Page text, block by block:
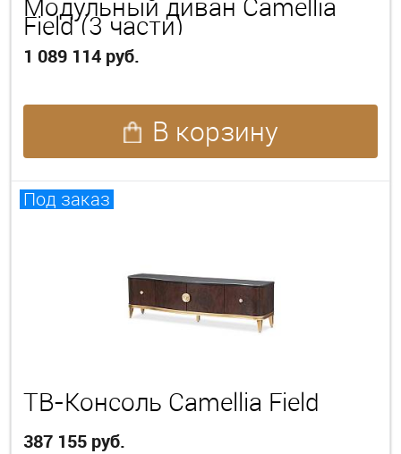
Модульный диван Camellia
Field (3 части)
1 089 114 руб.
В корзину
Под заказ
ТВ-Консоль Camellia Field
387 155 руб.